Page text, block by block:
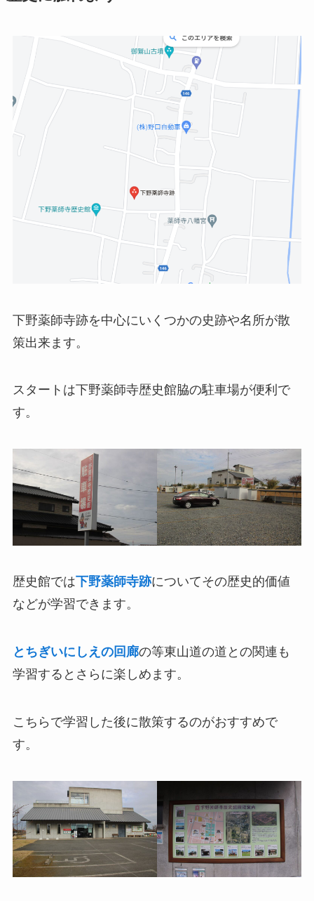
下野薬師寺跡を中心にいくつかの史跡や名所が散
策出来ます。
スタートは下野薬師寺歴史館脇の駐車場が便利で
す。
歴史館では下野薬師寺跡についてその歴史的価値
などが学習できます。
とちぎいにしえの回廊の等東山道の道との関連も
学習するとさらに楽しめます。
こちらで学習した後に散策するのがおすすめで
す。